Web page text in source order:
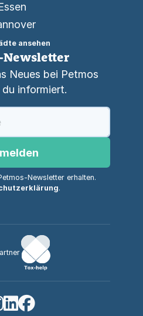
ansehen
Newsletter
Neues bei Petmos
informiert.
Newsletter erhalten.
.